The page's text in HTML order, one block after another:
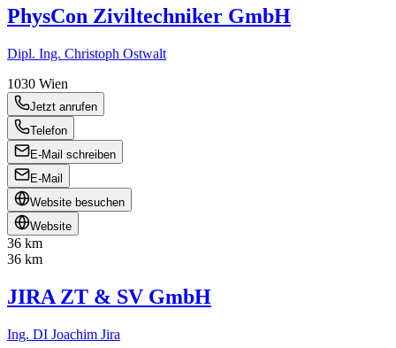
PhysCon Ziviltechniker GmbH
Dipl. Ing. Christoph Ostwalt
1030 Wien
Jetzt anrufen
Telefon
E-Mail schreiben
E-Mail
Website besuchen
Website
36 km
36 km
JIRA ZT & SV GmbH
Ing. DI Joachim Jira